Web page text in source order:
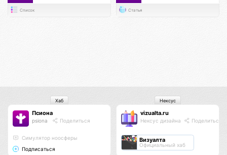
Список Статья
Псиона
psiona Поделиться
Cимулятор ноосферы
Подписаться
Хаб
vizualta.ru
Нексус дизайна Поделиться
Визуалта
Официальный хаб
Нексус